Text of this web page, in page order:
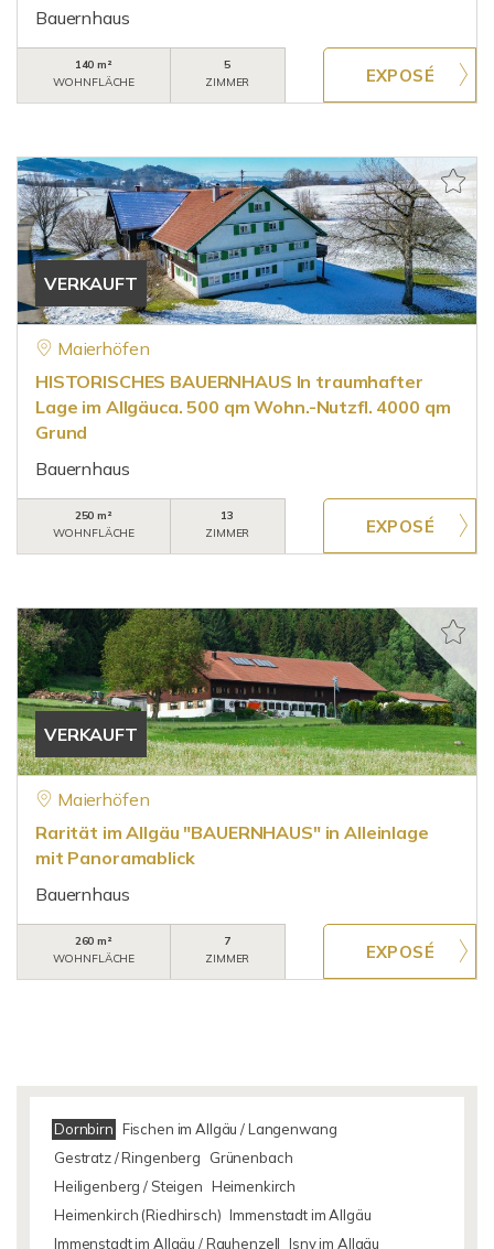
Bauernhaus
140 m²
WOHNFLÄCHE
5
ZIMMER
VERKAUFT
Maierhöfen
HISTORISCHES BAUERNHAUS In traumhafter
Lage im Allgäuca. 500 qm Wohn.-Nutzfl. 4000 qm
Grund
Bauernhaus
250 m²
WOHNFLÄCHE
13
ZIMMER
VERKAUFT
Maierhöfen
Rarität im Allgäu "BAUERNHAUS" in Alleinlage
mit Panoramablick
Bauernhaus
260 m²
WOHNFLÄCHE
7
ZIMMER
Dornbirn Fischen im Allgäu / Langenwang
Gestratz / Ringenberg
Grünenbach
Heiligenberg / Steigen Heimenkirch
Heimenkirch (Riedhirsch) Immenstadt im Allgäu
Immenstadt im Allgäu / Rauhenzell Isny im Allgäu